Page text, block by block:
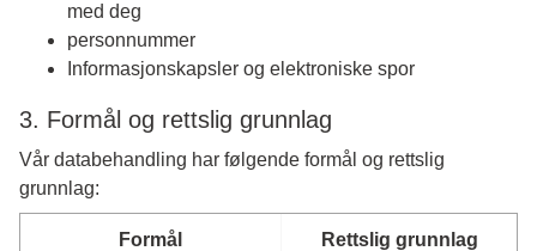
med deg
personnummer
Informasjonskapsler og elektroniske spor
3. Formål og rettslig grunnlag
Vår databehandling har følgende formål og rettslig
grunnlag:
Formål Rettslig grunnlag